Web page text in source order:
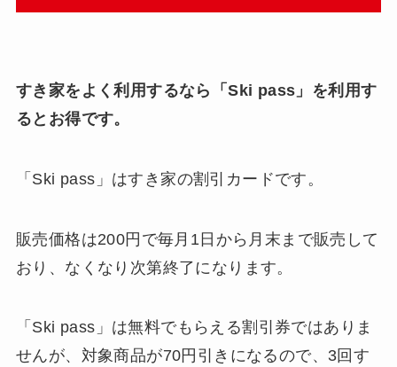
すき家をよく利用するなら「Ski pass」を利用す
るとお得です。
「Ski pass」はすき家の割引カードです。
販売価格は200円で毎月1日から月末まで販売して
おり、なくなり次第終了になります。
「Ski pass」は無料でもらえる割引券ではありま
せんが、対象商品が70円引きになるので、3回す